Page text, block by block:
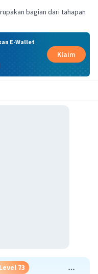
bagian dari tahapan
E-Wallet
Klaim
Level 73